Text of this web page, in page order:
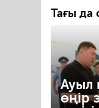
Тағы да
Ауыл
өңір